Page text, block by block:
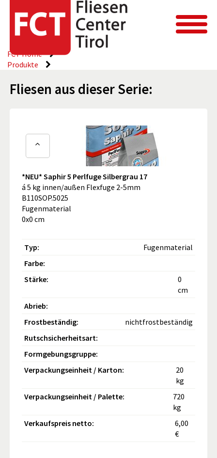
FCT Home
Produkte
Fliesen aus dieser Serie:
*NEU* Saphir 5 Perlfuge Silbergrau 17
á 5 kg innen/außen Flexfuge 2-5mm
B110SOP.5025
Fugenmaterial
0x0 cm
Typ:
Fugenmaterial
Farbe:
Stärke:
0
cm
Abrieb:
Frostbeständig:
nichtfrostbeständig
Rutschsicherheitsart:
Formgebungsgruppe:
Verpackungseinheit / Karton:
20
kg
Verpackungseinheit / Palette:
720
kg
Verkaufspreis netto:
6,00
€